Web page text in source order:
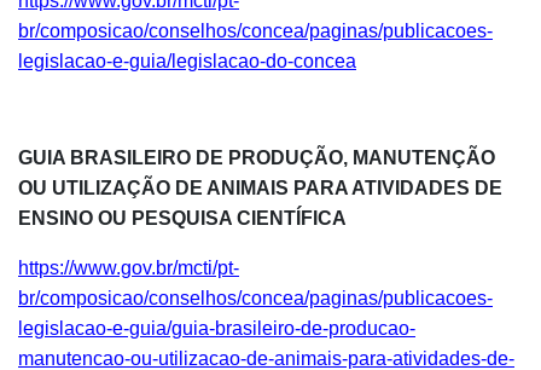
br/composicao/conselhos/concea/paginas/publicacoes-
legislacao-e-guia/legislacao-do-concea
GUIA BRASILEIRO DE PRODUÇÃO, MANUTENÇÃO
OU UTILIZAÇÃO DE ANIMAIS PARA ATIVIDADES DE
ENSINO OU PESQUISA CIENTÍFICA
https://www.gov.br/mcti/pt-
br/composicao/conselhos/concea/paginas/publicacoes-
legislacao-e-guia/guia-brasileiro-de-producao-
manutencao-ou-utilizacao-de-animais-para-atividades-de-